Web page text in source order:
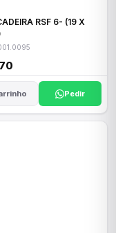
RSF 6- (19 X
Pedir